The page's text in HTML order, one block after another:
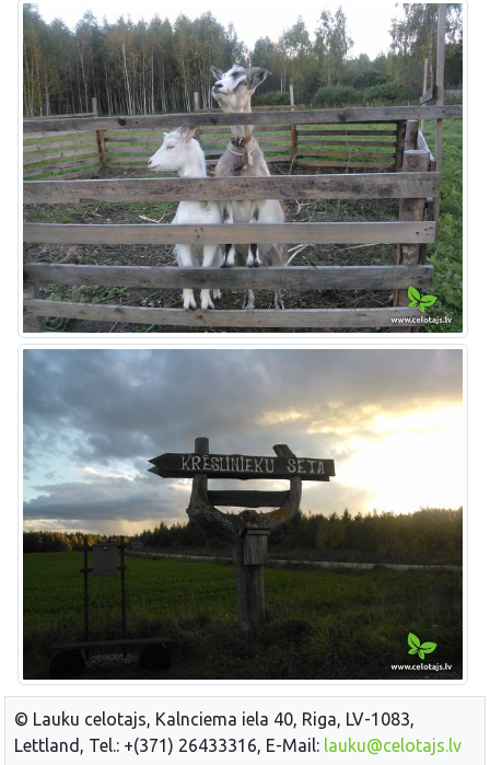
© Lauku celotajs, Kalnciema iela 40, Riga, LV-1083,
Lettland, Tel.: +(371) 26433316, E-Mail: lauku@celotajs.lv